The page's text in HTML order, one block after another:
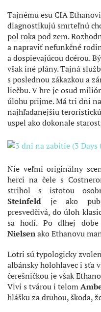
Tajnému esu CIA
diagnostikujú smrteľnú
pol roka pod zem.
a napraviť nefunkčné
a dospievajúcou dcérou.
však iné plány. Tajná
s poslednou zákazkou a
liečbu. V hre je osud
úlohu prijme. Má tri dni
najhľadanejšiu
uspel ako dokonale
Nie veľmi originálny
herci na čele s
strihol s istotou
Steinfeld je ako
presvedčivá, do úloh
sa hodí. Po dlhej dobe
Nielsenako Ethanovu
Lotri sú typologicky
albánsky holohlavec i sťa
čerešničkou je však
Vivi s tvárou i telom
hlášku za druhou, škoda,